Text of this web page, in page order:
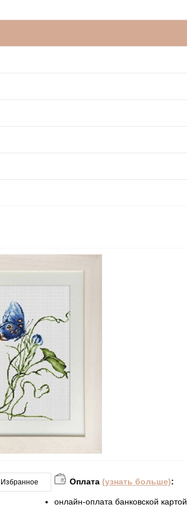
Избранное Оплата (узнать больше):
онлайн-оплата банковской картой